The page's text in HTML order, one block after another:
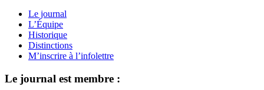
Le journal
L’Équipe
Historique
Distinctions
M’inscrire à l’infolettre
Le journal est membre :